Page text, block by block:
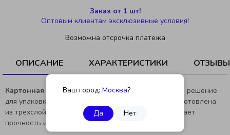
Ваш город: Москва?
Да Нет
Заказ от 1 шт!
Оптовым клиентам эксклюзивные условия!
Возможна отсрочка платежа
ОПИСАНИЕ ХАРАКТЕРИСТИКИ ОТЗЫВЫ
Картонная коробка 350×350×250 Т23В
— хорошее решение
для упаковки и хранения различных предметов. Изготовлена
из трехслойного гофрокартона, который обеспечивает
прочность и надежность конструкции.